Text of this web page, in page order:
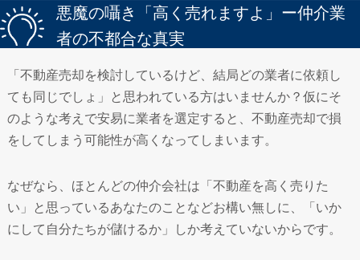
悪魔の囁き「高く売れますよ」ー仲介業
者の不都合な真実
「不動産売却を検討しているけど、結局どの業者に依頼し
ても同じでしょ」と思われている方はいませんか？仮にそ
のような考えで安易に業者を選定すると、不動産売却で損
をしてしまう可能性が高くなってしまいます。
なぜなら、ほとんどの仲介会社は「不動産を高く売りた
い」と思っているあなたのことなどお構い無しに、「いか
にして自分たちが儲けるか」しか考えていないからです。